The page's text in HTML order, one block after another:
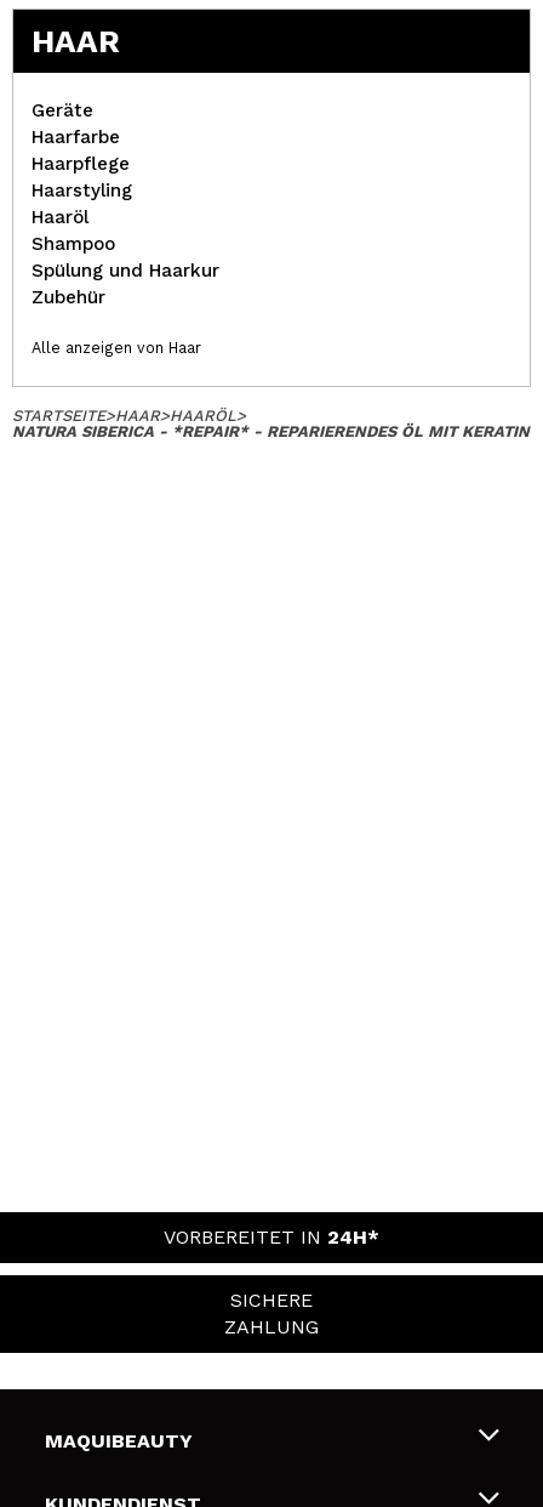
HAAR
Geräte
Haarfarbe
Haarpflege
Haarstyling
Haaröl
Shampoo
Spülung und Haarkur
Zubehür
Alle anzeigen von Haar
STARTSEITE>HAAR>HAARÖL>
NATURA SIBERICA - *REPAIR* - REPARIERENDES ÖL MIT KERATIN
VORBEREITET IN 24H*
SICHERE
ZAHLUNG
MAQUIBEAUTY
Über uns